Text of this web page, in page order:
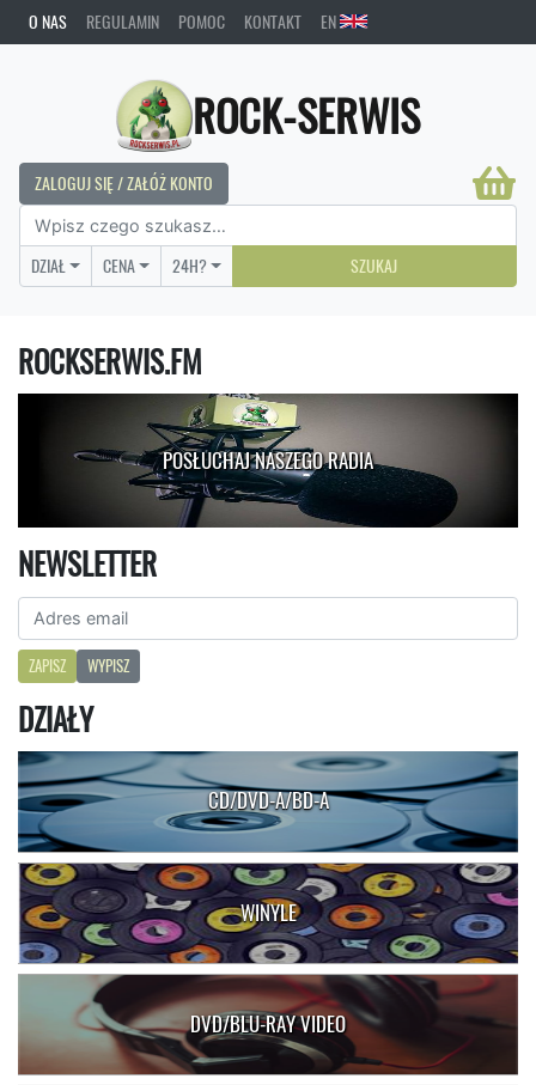
O NAS REGULAMIN POMOC KONTAKT EN
ROCK-SERWIS
ZALOGUJ SIĘ / ZAŁÓŻ KONTO
DZIAŁ CENA 24H? SZUKAJ
ROCKSERWIS.FM
POSŁUCHAJ NASZEGO RADIA
NEWSLETTER
ZAPISZ WYPISZ
DZIAŁY
CD/DVD-A/BD-A
WINYLE
DVD/BLU-RAY VIDEO